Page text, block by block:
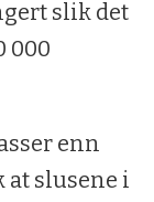
slik det
000
enn
slusene i